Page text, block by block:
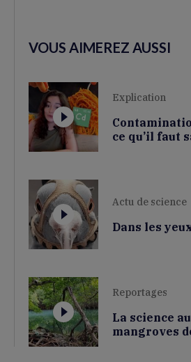
VOUS AIMEREZ AUSSI
Explication
ce qu’il faut
Actu de science
Dans les
Reportages
La science
mangroves